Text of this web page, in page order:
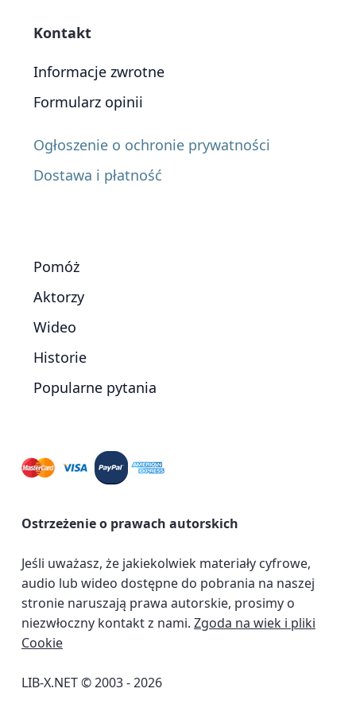
Kontakt
Informacje zwrotne
Formularz opinii
Ogłoszenie o ochronie prywatności
Dostawa i płatność
Pomóż
Aktorzy
Wideo
Historie
Popularne pytania
Ostrzeżenie o prawach autorskich
Jeśli uważasz, że jakiekolwiek materiały cyfrowe,
audio lub wideo dostępne do pobrania na naszej
stronie naruszają prawa autorskie, prosimy o
niezwłoczny kontakt z nami. Zgoda na wiek i pliki
Cookie
LIB-X.NET © 2003 - 2026